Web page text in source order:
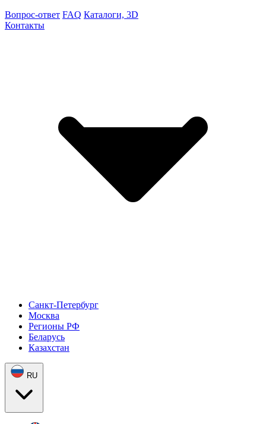
Вопрос-ответ FAQ Каталоги, 3D
Контакты
Санкт-Петербург
Москва
Регионы РФ
Беларусь
Казахстан
RU